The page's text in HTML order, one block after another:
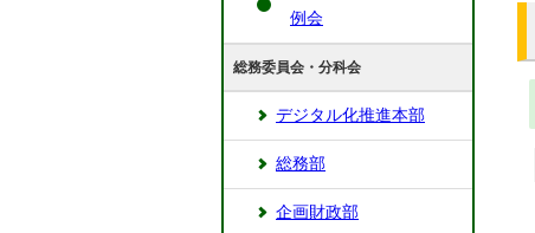
例会
総務委員会・分科会
デジタル化推進本部
総務部
企画財政部